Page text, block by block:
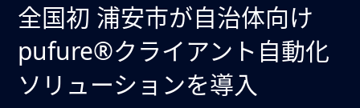
全国初 浦安市が自治体向け
pufure®クライアント自動化
ソリューションを導入